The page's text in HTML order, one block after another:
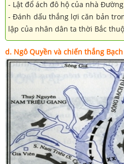
- Lật đổ ách đô hộ của nhà
- Đánh dấu thắng lợi căn bản
lập của nhân dân ta thời Bắc
d. Ngô Quyền và chiến thắng